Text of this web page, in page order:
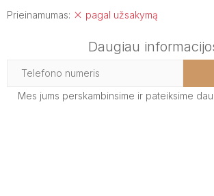
Prieinamumas: pagal užsakymą
Daugiau
Mes jums perskambinsime ir pateiksime